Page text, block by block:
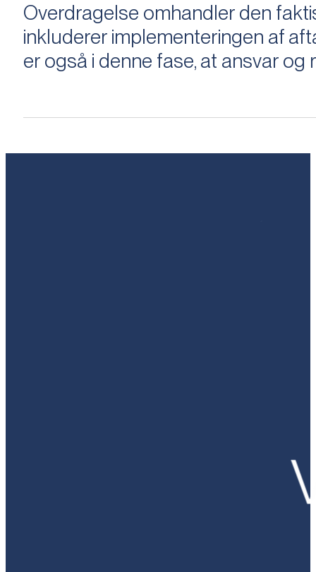
Overdragelse omhandler den
inkluderer implementeringen af
er også i denne fase, at ansvar